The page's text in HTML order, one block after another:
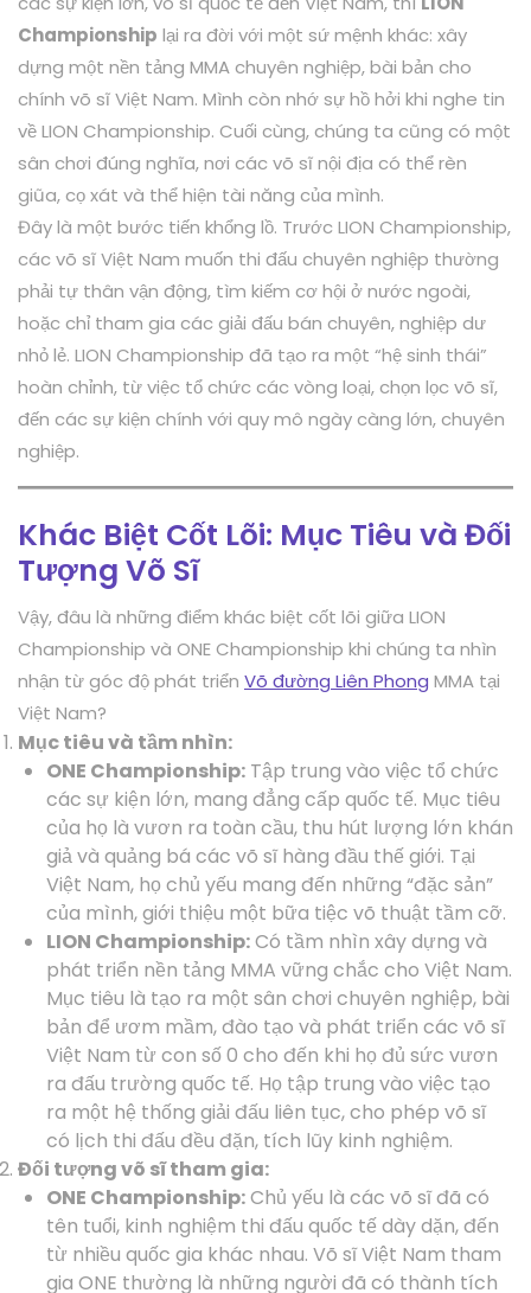
Championship lại ra đời với một sứ mệnh khác: xây
dựng một nền tảng MMA chuyên nghiệp, bài bản cho
chính võ sĩ Việt Nam. Mình còn nhớ sự hồ hởi khi nghe tin
về LION Championship. Cuối cùng, chúng ta cũng có một
sân chơi đúng nghĩa, nơi các võ sĩ nội địa có thể rèn
giũa, cọ xát và thể hiện tài năng của mình.
Đây là một bước tiến khổng lồ. Trước LION Championship,
các võ sĩ Việt Nam muốn thi đấu chuyên nghiệp thường
phải tự thân vận động, tìm kiếm cơ hội ở nước ngoài,
hoặc chỉ tham gia các giải đấu bán chuyên, nghiệp dư
nhỏ lẻ. LION Championship đã tạo ra một “hệ sinh thái”
hoàn chỉnh, từ việc tổ chức các vòng loại, chọn lọc võ sĩ,
đến các sự kiện chính với quy mô ngày càng lớn, chuyên
nghiệp.
Khác Biệt Cốt Lõi: Mục Tiêu và Đối
Tượng Võ Sĩ
Vậy, đâu là những điểm khác biệt cốt lõi giữa LION
Championship và ONE Championship khi chúng ta nhìn
nhận từ góc độ phát triển Võ đường Liên Phong MMA tại
Việt Nam?
Mục tiêu và tầm nhìn:
ONE Championship: Tập trung vào việc tổ chức
các sự kiện lớn, mang đẳng cấp quốc tế. Mục tiêu
của họ là vươn ra toàn cầu, thu hút lượng lớn khán
giả và quảng bá các võ sĩ hàng đầu thế giới. Tại
Việt Nam, họ chủ yếu mang đến những “đặc sản”
của mình, giới thiệu một bữa tiệc võ thuật tầm cỡ.
LION Championship:Có tầm nhìn xây dựng và
phát triển nền tảng MMA vững chắc cho Việt Nam.
Mục tiêu là tạo ra một sân chơi chuyên nghiệp, bài
bản để ươm mầm, đào tạo và phát triển các võ sĩ
Việt Nam từ con số 0 cho đến khi họ đủ sức vươn
ra đấu trường quốc tế. Họ tập trung vào việc tạo
ra một hệ thống giải đấu liên tục, cho phép võ sĩ
có lịch thi đấu đều đặn, tích lũy kinh nghiệm.
Đối tượng võ sĩ tham gia:
ONE Championship:Chủ yếu là các võ sĩ đã có
tên tuổi, kinh nghiệm thi đấu quốc tế dày dặn, đến
từ nhiều quốc gia khác nhau. Võ sĩ Việt Nam tham
gia ONE thường là những người đã có thành tích